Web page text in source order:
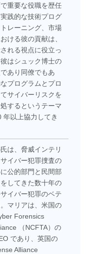
重要な役職を歴任
践的な技術プログ
レーニング、市場
ける彼の貢献は、
れる視点に役立っ
はシュック博士の
あり同僚でもあ
プログラムとプロ
サイバーリスクを
するというテーマ
年以上協力してき
は、脅威インテリ
イバー犯罪捜査の
公的部門と民間部
してきた数十年の
イバー犯罪のベテ
マリアは、米国の
Forensics
（NCFTA）の
であり、英国の
Alliance